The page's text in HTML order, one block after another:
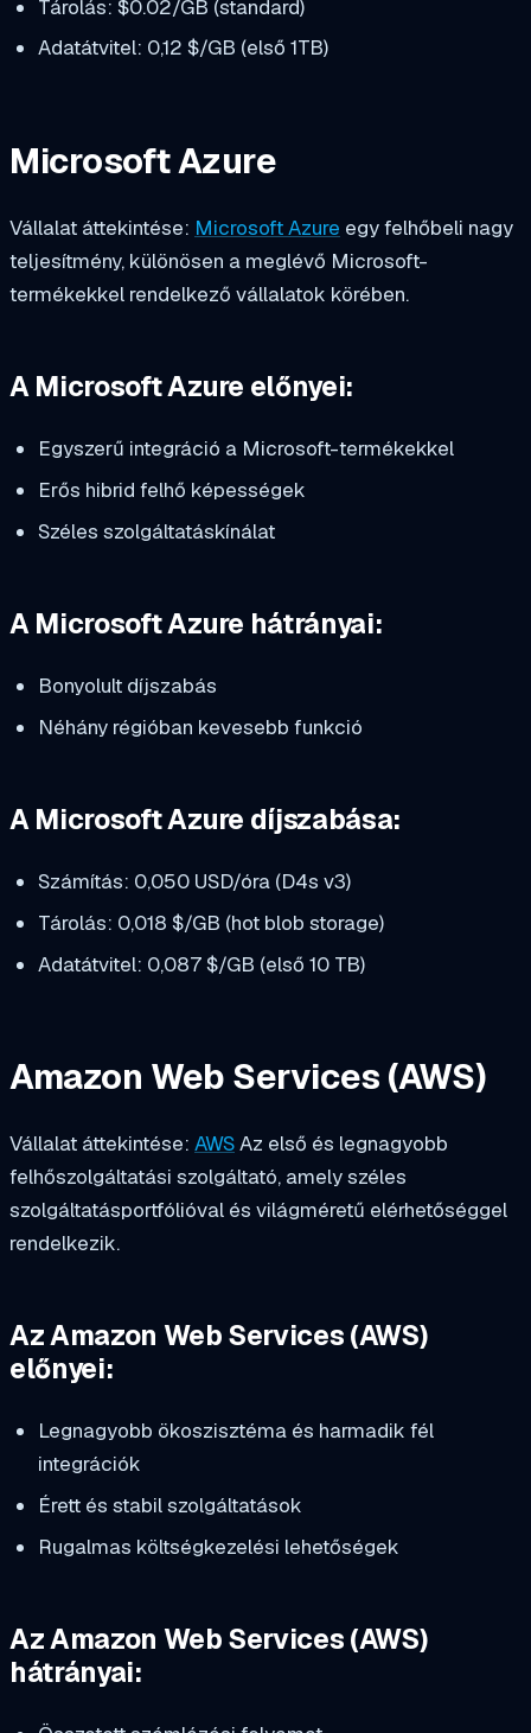
Tárolás: $0.02/GB (standard)
Adatátvitel: 0,12 $/GB (első 1TB)
Microsoft Azure
Vállalat áttekintése: Microsoft Azure egy felhőbeli nagy
teljesítmény, különösen a meglévő Microsoft-
termékekkel rendelkező vállalatok körében.
A Microsoft Azure előnyei:
Egyszerű integráció a Microsoft-termékekkel
Erős hibrid felhő képességek
Széles szolgáltatáskínálat
A Microsoft Azure hátrányai:
Bonyolult díjszabás
Néhány régióban kevesebb funkció
A Microsoft Azure díjszabása:
Számítás: 0,050 USD/óra (D4s v3)
Tárolás: 0,018 $/GB (hot blob storage)
Adatátvitel: 0,087 $/GB (első 10 TB)
Amazon Web Services (AWS)
Vállalat áttekintése: AWSAz első és legnagyobb
felhőszolgáltatási szolgáltató, amely széles
szolgáltatásportfólióval és világméretű elérhetőséggel
rendelkezik.
Az Amazon Web Services (AWS)
előnyei:
Legnagyobb ökoszisztéma és harmadik fél
integrációk
Érett és stabil szolgáltatások
Rugalmas költségkezelési lehetőségek
Az Amazon Web Services (AWS)
hátrányai: